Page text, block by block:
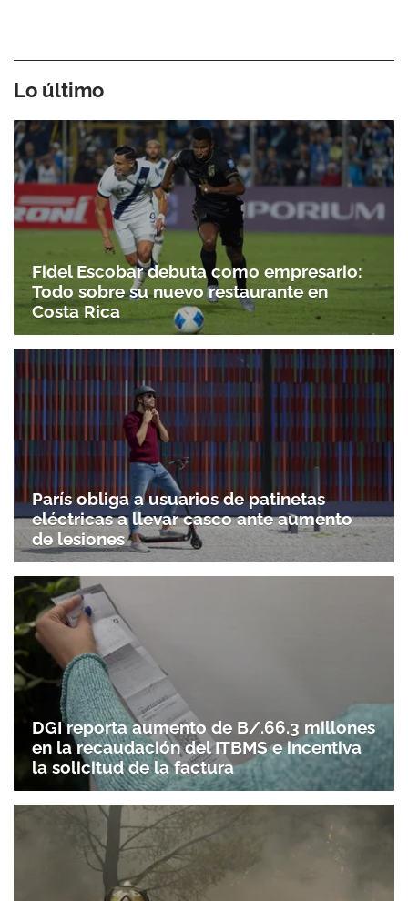
Lo último
Fidel Escobar debuta como empresario:
Todo sobre su nuevo restaurante en
Costa Rica
París obliga a usuarios de patinetas
eléctricas a llevar casco ante aumento
de lesiones
DGI reporta aumento de B/.66.3 millones
en la recaudación del ITBMS e incentiva
la solicitud de la factura